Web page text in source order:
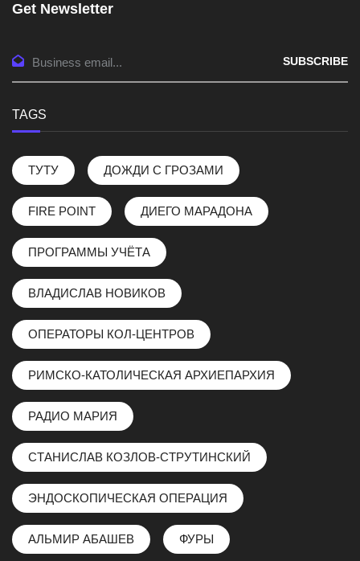
Get Newsletter
SUBSCRIBE
TAGS
ТУТУ ДОЖДИ С ГРОЗАМИ
FIRE POINT ДИЕГО МАРАДОНА
ПРОГРАММЫ УЧЁТА
ВЛАДИСЛАВ НОВИКОВ
ОПЕРАТОРЫ КОЛ-ЦЕНТРОВ
РИМСКО-КАТОЛИЧЕСКАЯ АРХИЕПАРХИЯ
РАДИО МАРИЯ
СТАНИСЛАВ КОЗЛОВ-СТРУТИНСКИЙ
ЭНДОCКОПИЧЕСКАЯ ОПЕРАЦИЯ
АЛЬМИР АБАШЕВ ФУРЫ